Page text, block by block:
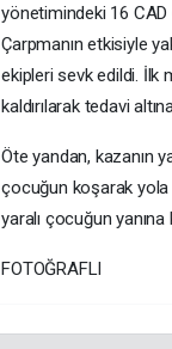
yönetimindeki 16 CAD
Çarpmanın etkisiyle
ekipleri sevk edildi. İlk
kaldırılarak tedavi
Öte yandan, kazanın
çocuğun koşarak yola
yaralı çocuğun
FOTOĞRAFLI